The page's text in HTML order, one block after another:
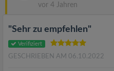
vor 4 Jahren
"Sehr zu empfehlen"
Verifiziert
GESCHRIEBEN AM 06.10.2022
a
t